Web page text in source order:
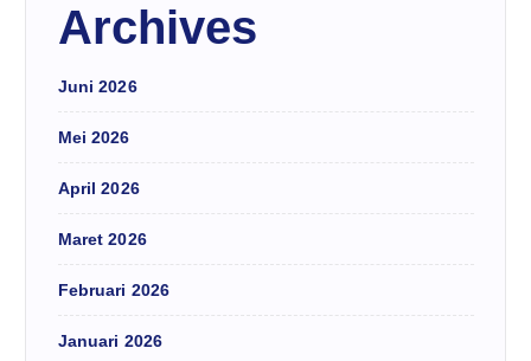
Archives
Juni 2026
Mei 2026
April 2026
Maret 2026
Februari 2026
Januari 2026